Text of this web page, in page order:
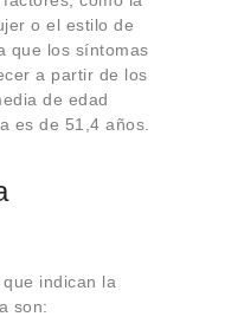
o el estilo de
que los síntomas
a partir de los
de edad
es de 51,4 años.
indican la
son: